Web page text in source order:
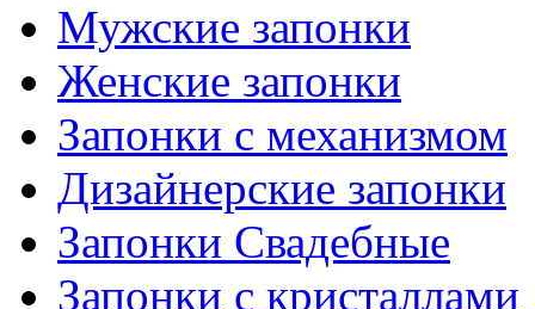
Мужские запонки
Женские запонки
Запонки с механизмом
Дизайнерские запонки
Запонки Свадебные
Запонки с кристаллами